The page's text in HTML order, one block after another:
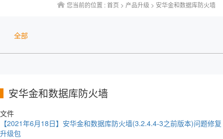
您当前的位置 :首页 > 产品升级 > 安华金和数据库防火墙
全部
安华金和数据库防火墙
文件
【2021年6月18日】安华金和数据库防火墙(3.2.4.4-3之前版本)问题修复
升级包